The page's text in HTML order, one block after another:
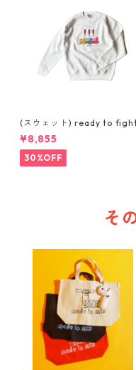
(スウェット) ready to fight
(WHITE)
¥8,855
30%OFF
そ